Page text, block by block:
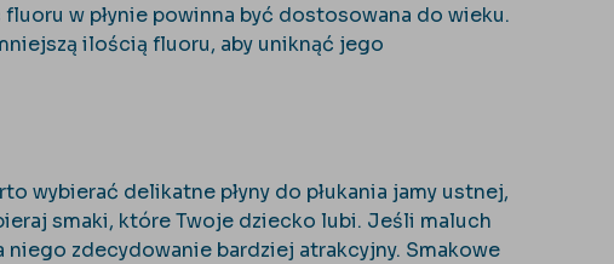
w płynie powinna być dostosowana do wieku.
ilością fluoru, aby uniknąć jego
wybierać delikatne płyny do płukania jamy ustnej,
smaki, które Twoje dziecko lubi. Jeśli maluch
zdecydowanie bardziej atrakcyjny. Smakowe